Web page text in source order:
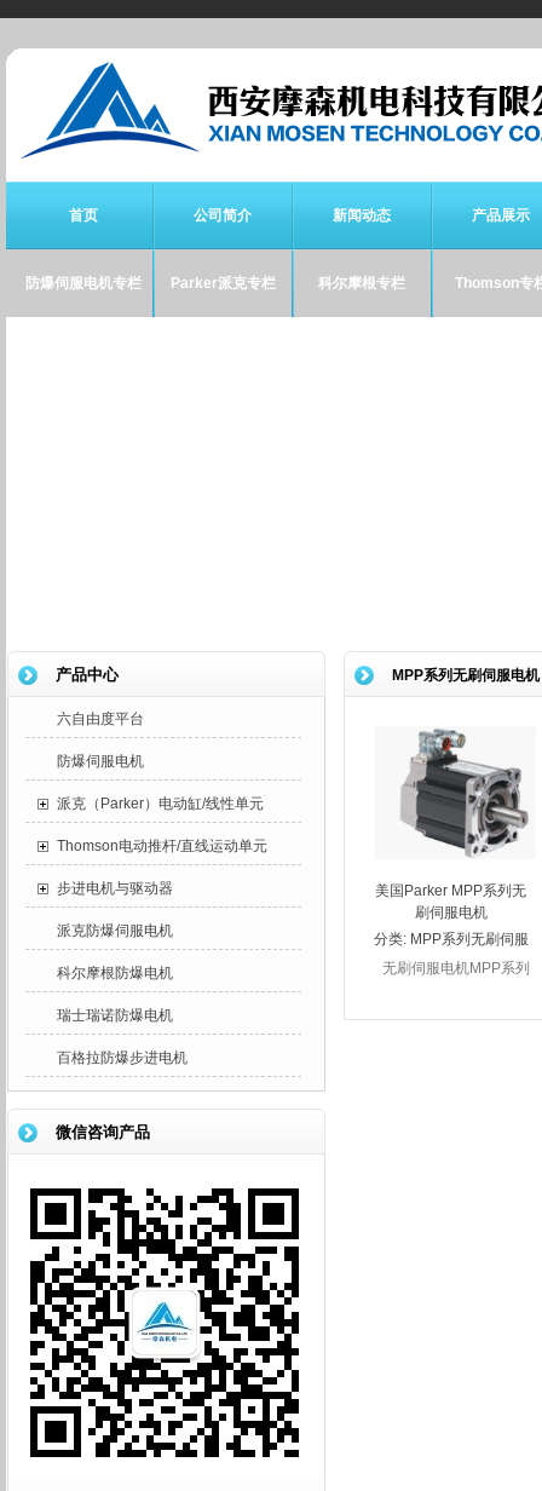
首页 公司简介 新闻动态 产品展示
防爆伺服电机专栏 Parker派克专栏 科尔摩根专栏 Thomson专
MPP系列无刷伺服电机
美国Parker MPP系列无
刷伺服电机
分类: MPP系列无刷伺服
电机
无刷伺服电机MPP系列
产品中心
六自由度平台
防爆伺服电机
派克（Parker）电动缸/线性单元
Thomson电动推杆/直线运动单元
步进电机与驱动器
派克防爆伺服电机
科尔摩根防爆电机
瑞士瑞诺防爆电机
百格拉防爆步进电机
微信咨询产品